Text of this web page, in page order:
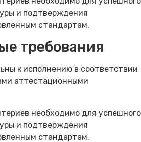
и подтверждения
стандартам.
требования
к исполнению в соответствии
аттестационными
необходимо для успешного
и подтверждения
стандартам.